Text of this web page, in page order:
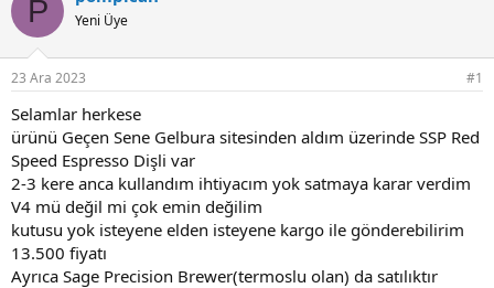
b
a
a
t
a
n
g
ı
a
r
i
h
i
P Yeni Üye
23 Ara 2023 #1
Selamlar herkese
ürünü Geçen Sene Gelbura sitesinden aldım üzerinde SSP Red
Speed Espresso Dişli var
2-3 kere anca kullandım ihtiyacım yok satmaya karar verdim
V4 mü değil mi çok emin değilim
kutusu yok isteyene elden isteyene kargo ile gönderebilirim
13.500 fiyatı
Ayrıca Sage Precision Brewer(termoslu olan) da satılıktır